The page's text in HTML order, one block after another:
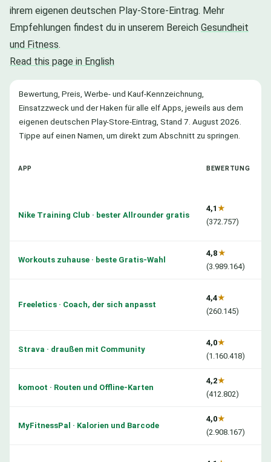
ihrem eigenen deutschen Play-Store-Eintrag. Mehr
Empfehlungen findest du in unserem Bereich Gesundheit
und Fitness.
Read this page in English
Bewertung, Preis, Werbe- und Kauf-Kennzeichnung,
Einsatzzweck und der Haken für alle elf Apps, jeweils aus dem
eigenen deutschen Play-Store-Eintrag, Stand 7. August 2026.
Tippe auf einen Namen, um direkt zum Abschnitt zu springen.
APP BEWERTUNG
Nike Training Club · bester Allrounder gratis
4,1 ★
(372.757)
Workouts zuhause · beste Gratis-Wahl
4,8★
(3.989.164)
Freeletics · Coach, der sich anpasst
4,4★
(260.145)
Strava · draußen mit Community
4,0★
(1.160.418)
komoot · Routen und Offline-Karten
4,2★
(412.802)
MyFitnessPal · Kalorien und Barcode
4,0★
(2.908.167)